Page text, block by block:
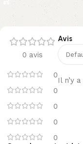
0 avis
0
0
0
0
0
Avis
Il n’y